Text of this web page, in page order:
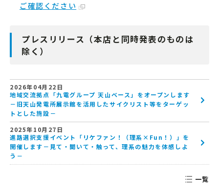
ご確認ください
プレスリリース（本店と同時発表のものは
除く）
2026年04月22日
地域交流拠点「九電グループ 天山ベース」をオープンします
－旧天山発電所展示館を活用したサイクリスト等をターゲッ
トとした施設－
2025年10月27日
進路選択支援イベント「リケファン！（理系×Fun！）」を
開催します－見て・聞いて・触って、理系の魅力を体感しよ
う－
一覧